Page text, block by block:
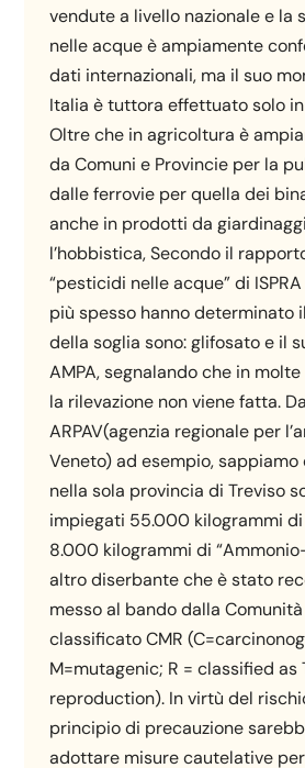
vendute a livello nazionale e la
nelle acque è ampiamente
dati internazionali, ma il suo
Italia è tuttora effettuato solo
Oltre che in agricoltura è
da Comuni e Provincie per la
dalle ferrovie per quella dei
anche in prodotti da
l’hobbistica, Secondo il
“pesticidi nelle acque” di
più spesso hanno determinato
della soglia sono: glifosato e il
AMPA, segnalando che in
la rilevazione non viene fatta.
ARPAV(agenzia regionale per
Veneto) ad esempio, sappiamo
nella sola provincia di Treviso
impiegati 55.000 kilogrammi di
8.000 kilogrammi di
altro diserbante che è stato
messo al bando dalla
classificato CMR
M=mutagenic; R = classified as
reproduction). In virtù del
principio di precauzione
adottare misure cautelative